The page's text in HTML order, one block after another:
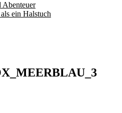
Abenteuer
ein Halstuch